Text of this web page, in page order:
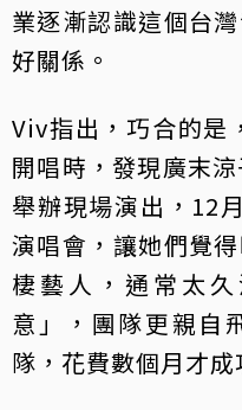
業逐漸認識這個台
好關係。
Viv指出，巧合的是
開唱時，發現廣末
舉辦現場演出，12
演唱會，讓她們覺
棲藝人，通常太
意」，團隊更親自
隊，花費數個月才成